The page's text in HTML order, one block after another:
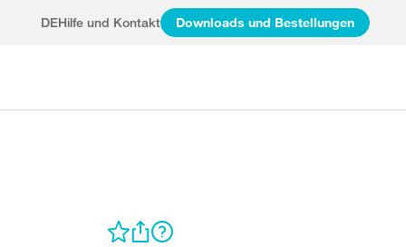
DEHilfe und Kontakt Downloads und Bestellungen